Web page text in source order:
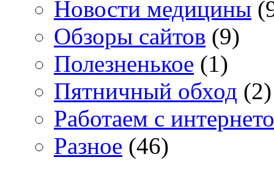
Новости медицины
Обзоры сайтов (9)
Полезненькое (1)
Пятничный обход (2)
Работаем с
Разное (46)